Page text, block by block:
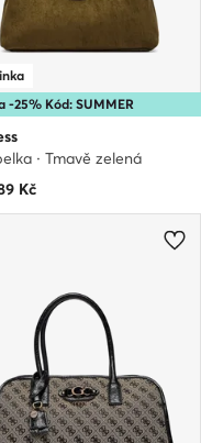
-25% Kód: SUMMER
· Tmavě zelená
Kč